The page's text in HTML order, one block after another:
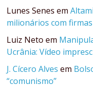
Lunes Senes em
milionários com
Luiz Neto em
Ucrânia: Vídeo
J. Cícero Alves em
“comunismo”